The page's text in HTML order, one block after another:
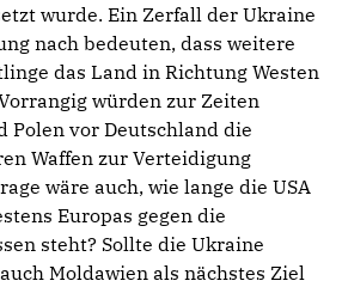
wurde. Ein Zerfall der Ukraine
nach bedeuten, dass weitere
das Land in Richtung Westen
würden zur Zeiten
Polen vor Deutschland die
Waffen zur Verteidigung
wäre auch, wie lange die USA
Europas gegen die
steht? Sollte die Ukraine
Moldawien als nächstes Ziel